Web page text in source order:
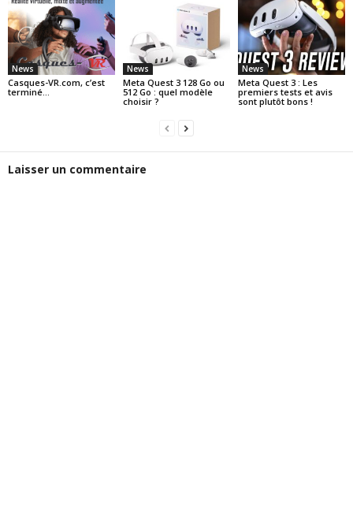
News
Casques-VR.com, c’est
terminé…
News
Meta Quest 3 128 Go ou
512 Go : quel modèle
choisir ?
News
Meta Quest 3 : Les
premiers tests et avis
sont plutôt bons !
Laisser un commentaire